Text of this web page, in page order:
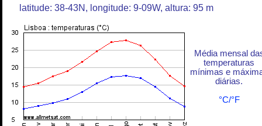
latitude: 38-43N, longitude: 9-09W, altura: 95 m
Média mensal
temperaturas
mínimas e
diárias.
°C/°F